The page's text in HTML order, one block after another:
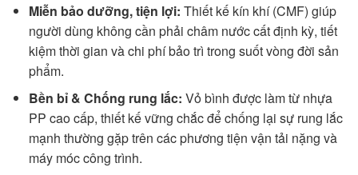
Miễn bảo dưỡng, tiện lợi: Thiết kế kín khí (CMF) giúp
người dùng không cần phải châm nước cất định kỳ, tiết
kiệm thời gian và chi phí bảo trì trong suốt vòng đời sản
phẩm.
Bền bỉ & Chống rung lắc: Vỏ bình được làm từ nhựa
PP cao cấp, thiết kế vững chắc để chống lại sự rung lắc
mạnh thường gặp trên các phương tiện vận tải nặng và
máy móc công trình.